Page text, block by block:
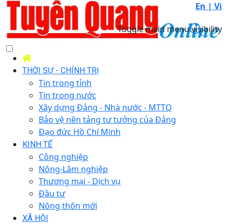
En | Vi
Toggle main menu visibility
THỜI SỰ - CHÍNH TRỊ
Tin trong tỉnh
Tin trong nước
Xây dựng Đảng - Nhà nước - MTTQ
Bảo vệ nền tảng tư tưởng của Đảng
Đạo đức Hồ Chí Minh
KINH TẾ
Công nghiệp
Nông-Lâm nghiệp
Thương mại - Dịch vụ
Đầu tư
Nông thôn mới
XÃ HỘI